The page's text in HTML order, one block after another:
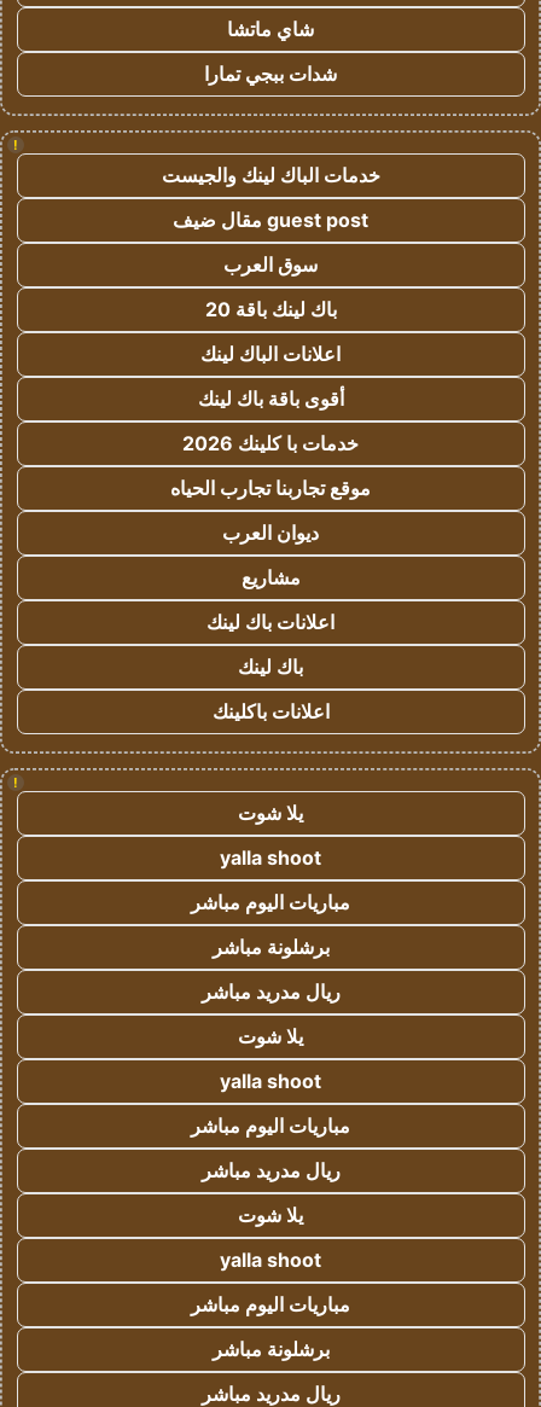
شاي ماتشا
شدات ببجي تمارا
!
خدمات الباك لينك والجيست
guest post مقال ضيف
سوق العرب
باك لينك باقة 20
اعلانات الباك لينك
أقوى باقة باك لينك
خدمات با كلينك 2026
موقع تجاربنا تجارب الحياه
ديوان العرب
مشاريع
اعلانات باك لينك
باك لينك
اعلانات باكلينك
!
يلا شوت
yalla shoot
مباريات اليوم مباشر
برشلونة مباشر
ريال مدريد مباشر
يلا شوت
yalla shoot
مباريات اليوم مباشر
ريال مدريد مباشر
يلا شوت
yalla shoot
مباريات اليوم مباشر
برشلونة مباشر
ريال مدريد مباشر